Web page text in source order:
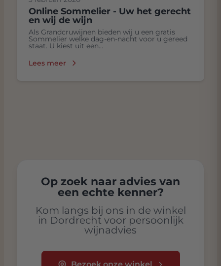
Online Sommelier - Uw het gerecht
en wij de wijn
Als Grandcruwijnen bieden wij u een gratis
Sommelier welke dag-en-nacht voor u gereed
staat. U kiest uit een...
Lees meer
Op zoek naar advies van
een echte kenner?
Kom langs bij ons in de winkel
in Dordrecht voor persoonlijk
wijnadvies